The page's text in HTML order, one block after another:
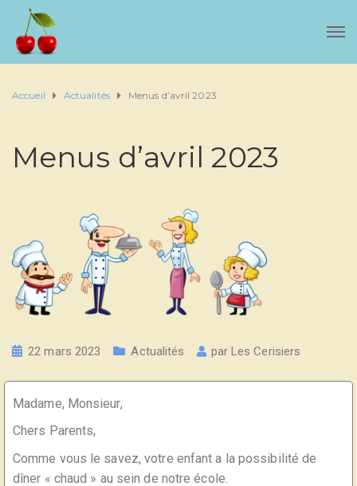
Accueil Actualités Menus d’avril 2023
Menus d’avril 2023
22 mars 2023 Actualités par Les Cerisiers
Madame, Monsieur,
Chers Parents,
Comme vous le savez, votre enfant a la possibilité de
dîner « chaud » au sein de notre école.